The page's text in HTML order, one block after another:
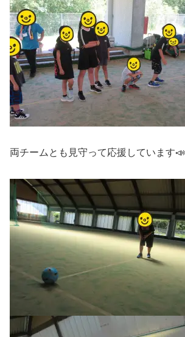
両チームとも見守って応援しています📣